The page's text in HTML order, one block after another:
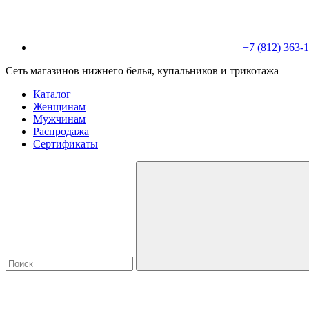
+7 (812) 363-
Сеть магазинов нижнего белья, купальников и трикотажа
Каталог
Женщинам
Мужчинам
Распродажа
Сертификаты